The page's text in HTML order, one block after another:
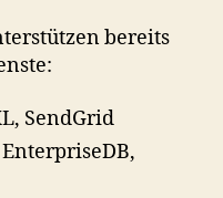
bereits
SendGrid